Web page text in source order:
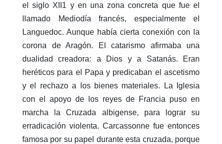
el siglo XII1 y en una zona concreta que fue el
llamado Mediodía francés, especialmente el
Languedoc. Aunque había cierta conexión con la
corona de Aragón. El catarismo afirmaba una
dualidad creadora: a Dios y a Satanás. Eran
heréticos para el Papa y predicaban el ascetismo
y el rechazo a los bienes materiales. La Iglesia
con el apoyo de los reyes de Francia puso en
marcha la Cruzada albigense, para lograr su
erradicación violenta. Carcassonne fue entonces
famosa por su papel durante esta cruzada, porque